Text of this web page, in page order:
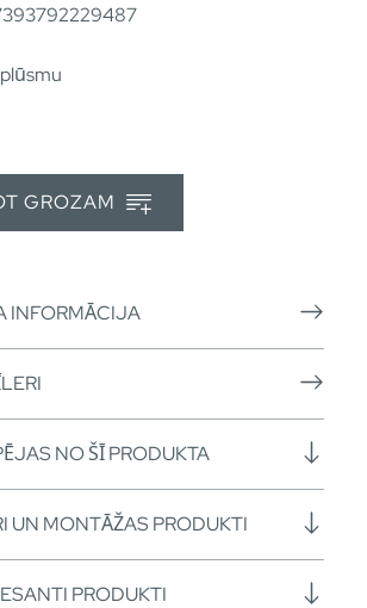
GROZAM
INFORMĀCIJA
NO ŠĪ PRODUKTA
UN MONTĀŽAS PRODUKTI
PRODUKTI